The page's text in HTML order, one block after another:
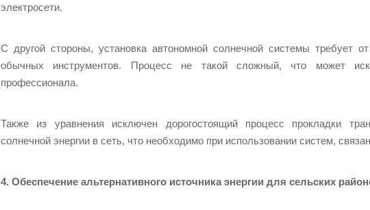
электросети.
С другой стороны, установка автономной солнечной системы требует
обычных инструментов. Процесс не такой сложный, что может
профессионала.
Также из уравнения исключен дорогостоящий процесс прокладки
солнечной энергии в сеть, что необходимо при использовании систем,
4. Обеспечение альтернативного источника энергии для сельских